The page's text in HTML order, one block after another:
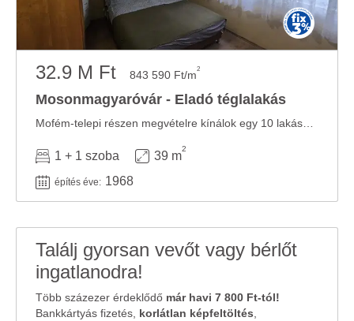
32.9 M Ft 843 590 Ft/m2
Mosonmagyaróvár - Eladó téglalakás
1 + 1 szoba 39 m
2
építés éve: 1968
Találj gyorsan vevőt vagy bérlőt
ingatlanodra!
Több százezer érdeklődő már havi 7 800 Ft-tól!
Bankkártyás fizetés, korlátlan képfeltöltés